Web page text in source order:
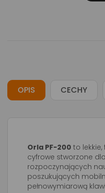
OPIS CECHY
Orla PF-200 to
cyfrowe stworzone
rozpoczynających
poszukujących
pełnowymiarową